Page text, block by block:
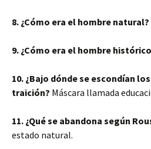
8. ¿Cómo era el hombre natural?
9. ¿Cómo era el hombre
10. ¿Bajo dónde se escondían
traición? Máscara llamada
11. ¿Qué se abandona según
estado natural.